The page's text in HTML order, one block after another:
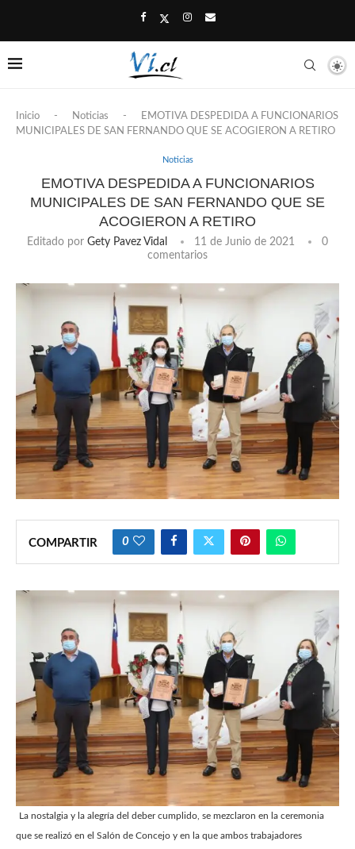
Inicio - Noticias -
EMOTIVA DESPEDIDA A FUNCIONARIOS
MUNICIPALES DE SAN FERNANDO QUE SE ACOGIERON A RETIRO
Noticias
EMOTIVA DESPEDIDA A FUNCIONARIOS
MUNICIPALES DE SAN FERNANDO QUE SE
ACOGIERON A RETIRO
Editado por Gety Pavez Vidal 11 de Junio de 2021
0
comentarios
COMPARTIR 0
La nostalgia y la alegría del deber cumplido, se mezclaron en la ceremonia
que se realizó en el Salón de Concejo y en la que ambos trabajadores